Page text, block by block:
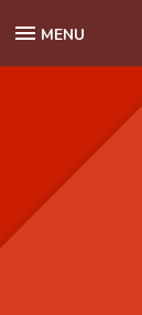
MENU